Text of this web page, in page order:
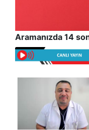
Aramanızda 14